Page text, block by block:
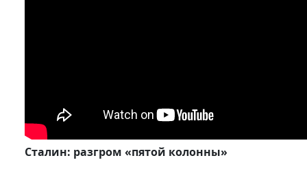
Сталин: разгром «пятой колонны»